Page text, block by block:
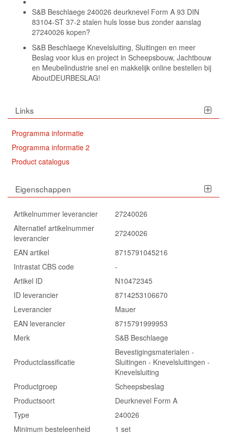
S&B Beschlaege 240026 deurknevel Form A 93 DIN
83104-ST 37-2 stalen huls losse bus zonder aanslag
27240026 kopen?
S&B Beschlaege Knevelsluiting, Sluitingen en meer
Beslag voor klus en project in Scheepsbouw, Jachtbouw
en Meubelindustrie snel en makkelijk online bestellen bij
AboutDEURBESLAG!
Links
Programma informatie
Programma informatie 2
Product catalogus
Eigenschappen
Artikelnummer leverancier
27240026
Alternatief artikelnummer
leverancier
27240026
EAN artikel
8715791045216
Intrastat CBS code
-
Artikel ID
N10472345
ID leverancier
8714253106670
Leverancier
Mauer
EAN leverancier
8715791999953
Merk
S&B Beschlaege
Productclassificatie
Bevestigingsmaterialen -
Sluitingen - Knevelsluitingen -
Knevelsluiting
Productgroep
Scheepsbeslag
Productsoort
Deurknevel Form A
Type
240026
Minimum besteleenheid
1 set